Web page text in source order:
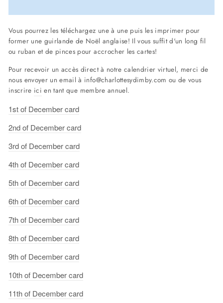
Vous pourrez les téléchargez une à une puis les imprimer pour
former une guirlande de Noël anglaise! Il vous suffit d'un long fil
ou ruban et de pinces pour accrocher les cartes!
Pour recevoir un accès direct à notre calendrier virtuel, merci de
nous envoyer un email à info@charlottesydimby.com ou de vous
inscrire ici en tant que membre annuel.
1st of December card
2nd of December card
3rd of December card
4thof December card
5thof December card
6thof December card
7thof December card
8thof December card
9thof December card
10thof December card
11thof December card